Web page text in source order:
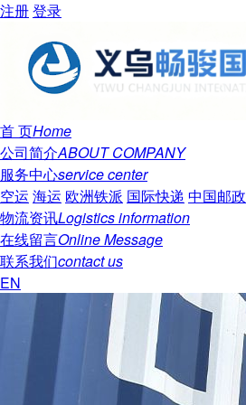
注册登录
首 页Home
公司简介ABOUT COMPANY
服务中心service center
空运 海运 欧洲铁派 国际快递 中国邮政
物流资讯Logistics information
在线留言Online Message
联系我们contact us
EN